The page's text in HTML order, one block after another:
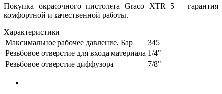
Покупка окрасочного пистолета Graco XTR 5 – гарантия
комфортной и качественной работы.
Характеристики
Максимальное рабочее давление, Бар
345
Резьбовое отверстие для входа материала 1/4"
Резьбовое отверстие диффузора
7/8"